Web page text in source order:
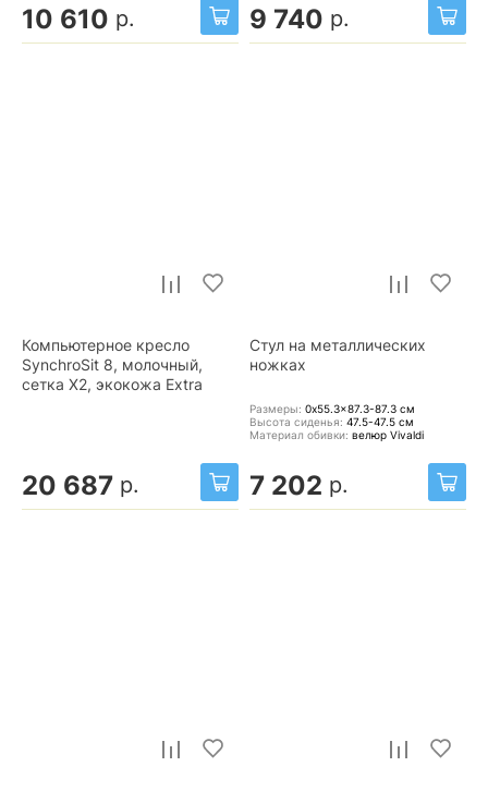
10 610 р. 9 740 р.
Компьютерное кресло
SynchroSit 8, молочный,
сетка X2, экокожа Extra
20 687 р.
Стул на металлических
ножках
Размеры: 0x55.3x87.3-87.3 см
Высота сиденья: 47.5-47.5 см
Материал обивки: велюр Vivaldi
7 202 р.